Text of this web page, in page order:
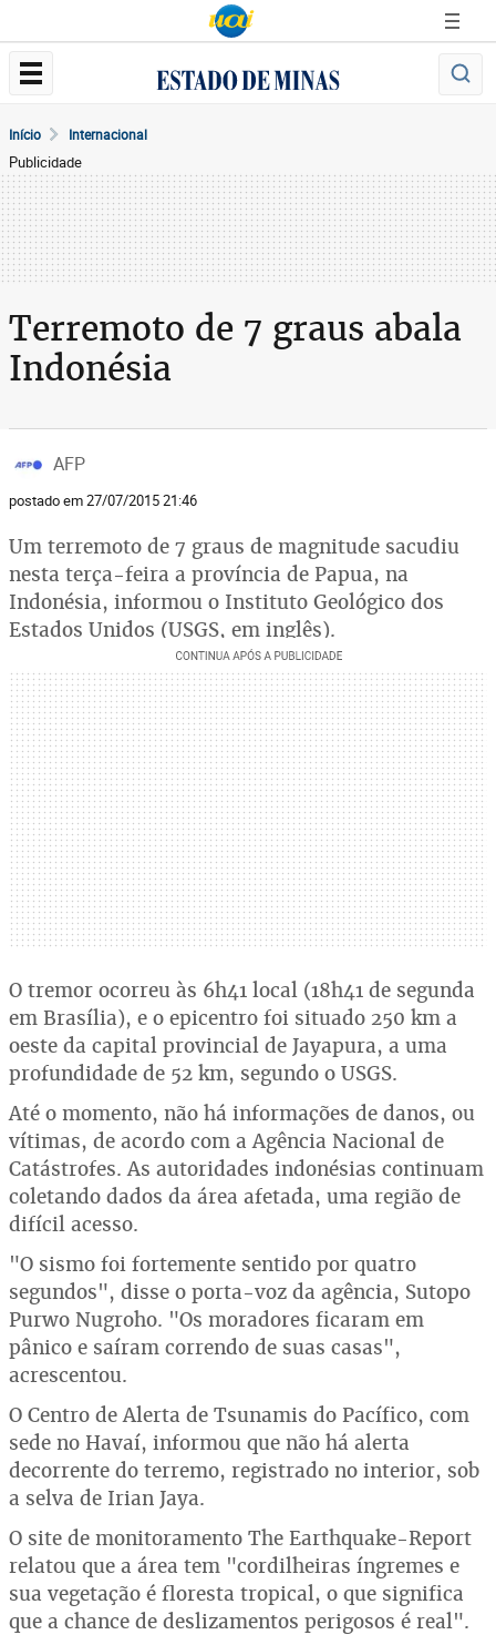
Início Internacional
Publicidade
Terremoto de 7 graus abala
Indonésia
AFP
postado em 27/07/2015 21:46
Um terremoto de 7 graus de magnitude sacudiu
nesta terça-feira a província de Papua, na
Indonésia, informou o Instituto Geológico dos
Estados Unidos (USGS, em inglês).
O tremor ocorreu às 6h41 local (18h41 de segunda
em Brasília), e o epicentro foi situado 250 km a
oeste da capital provincial de Jayapura, a uma
profundidade de 52 km, segundo o USGS.
Até o momento, não há informações de danos, ou
vítimas, de acordo com a Agência Nacional de
Catástrofes. As autoridades indonésias continuam
coletando dados da área afetada, uma região de
difícil acesso.
"O sismo foi fortemente sentido por quatro
segundos", disse o porta-voz da agência, Sutopo
Purwo Nugroho. "Os moradores ficaram em
pânico e saíram correndo de suas casas",
acrescentou.
O Centro de Alerta de Tsunamis do Pacífico, com
sede no Havaí, informou que não há alerta
decorrente do terremo, registrado no interior, sob
a selva de Irian Jaya.
O site de monitoramento The Earthquake-Report
relatou que a área tem "cordilheiras íngremes e
sua vegetação é floresta tropical, o que significa
que a chance de deslizamentos perigosos é real".